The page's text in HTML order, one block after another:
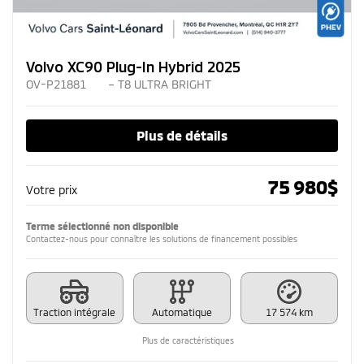
Volvo XC90 Plug-In Hybrid 2025
OV-P21881 – T8 ULTRA BRIGHT
Plus de détails
Votre prix 75 980$
Terme sélectionné non disponible
Contactez-nous pour connaître les solutions de financement possibles
Traction intégrale Automatique 17 574 km
Plus de caractéristiques